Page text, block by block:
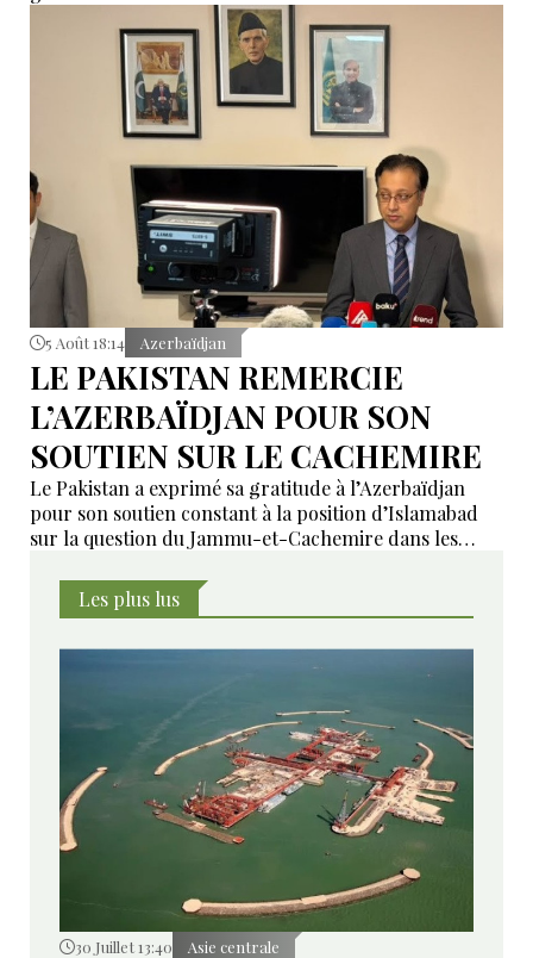
5 Août 18:14 Azerbaïdjan
LE PAKISTAN REMERCIE
L’AZERBAÏDJAN POUR SON
SOUTIEN SUR LE CACHEMIRE
Le Pakistan a exprimé sa gratitude à l’Azerbaïdjan
pour son soutien constant à la position d’Islamabad
sur la question du Jammu-et-Cachemire dans les
Les plus lus
30 Juillet 13:40 Asie centrale